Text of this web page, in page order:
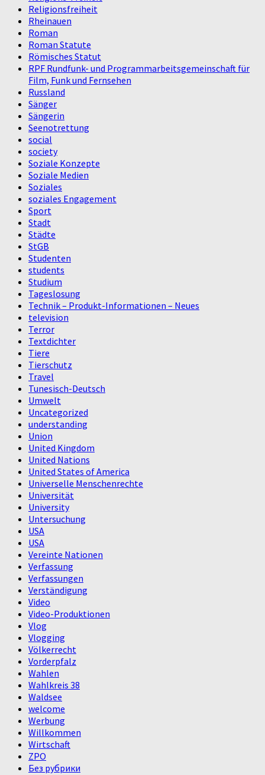
Religionsfreiheit
Rheinauen
Roman
Roman Statute
Römisches Statut
RPF Rundfunk- und Programmarbeitsgemeinschaft für
Film, Funk und Fernsehen
Russland
Sänger
Sängerin
Seenotrettung
social
society
Soziale Konzepte
Soziale Medien
Soziales
soziales Engagement
Sport
Stadt
Städte
StGB
Studenten
students
Studium
Tageslosung
Technik – Produkt-Informationen – Neues
television
Terror
Textdichter
Tiere
Tierschutz
Travel
Tunesisch-Deutsch
Umwelt
Uncategorized
understanding
Union
United Kingdom
United Nations
United States of America
Universelle Menschenrechte
Universität
University
Untersuchung
USA
USA
Vereinte Nationen
Verfassung
Verfassungen
Verständigung
Video
Video-Produktionen
Vlog
Vlogging
Völkerrecht
Vorderpfalz
Wahlen
Wahlkreis 38
Waldsee
welcome
Werbung
Willkommen
Wirtschaft
ZPO
Без рубрики